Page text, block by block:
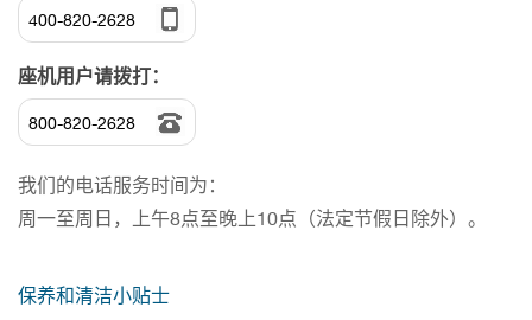
400-820-2628
座机用户请拨打：
800-820-2628
我们的电话服务时间为：
周一至周日，上午8点至晚上10点（法定节假日除外）。
保养和清洁小贴士